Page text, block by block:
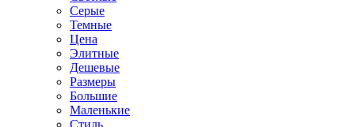
Серые
Темные
Цена
Элитные
Дешевые
Размеры
Большие
Маленькие
Стиль